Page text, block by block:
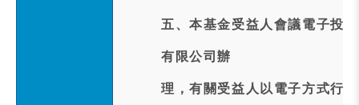
五、本基金受益人會議電子投
有限公司辦
理，有關受益人以電子方式行